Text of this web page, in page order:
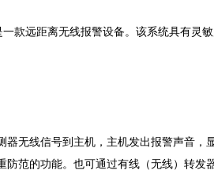
款远距离无线报警设备。该系统具有灵
无线信号到主机，主机发出报警声音，
范的功能。也可通过有线（无线）转发